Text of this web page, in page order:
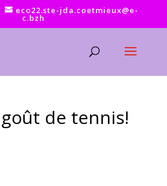
eco22.ste-jda.coetmieux@e-
c.bzh
de tennis!